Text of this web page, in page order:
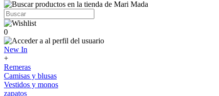
0
New In
+
Remeras
Camisas y blusas
Vestidos y monos
zapatos